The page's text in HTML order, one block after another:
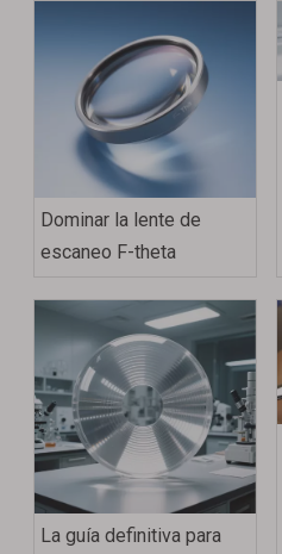
Dominar la lente de
escaneo F-theta
La guía definitiva para